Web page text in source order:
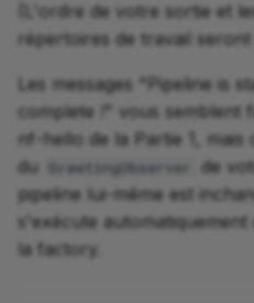
(L'ordre de votre sortie et
répertoires de travail seront
Les messages "Pipeline is
complete !" vous semblent
nf-hello de la Partie 1,
du
GreetingObserver
de
pipeline lui-même est
s'exécute
la factory.